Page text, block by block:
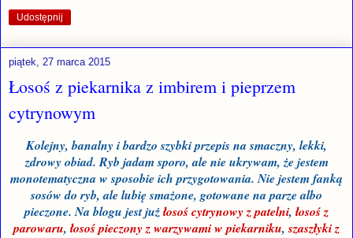
Udostępnij
piątek, 27 marca 2015
Łosoś z piekarnika z imbirem i pieprzem
cytrynowym
Kolejny, banalny i bardzo szybki przepis na smaczny, lekki,
zdrowy obiad. Ryb jadam sporo, ale nie ukrywam, że jestem
monotematyczna w sposobie ich przygotowania. Nie jestem fanką
sosów do ryb, ale lubię smażone, gotowane na parze albo
pieczone. Na blogu jest jużłosoś cytrynowy z patelni, łosoś z
parowaru, łosoś pieczony z warzywami w piekarniku,szaszłyki z